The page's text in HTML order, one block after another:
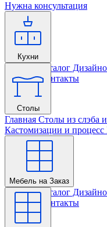
Нужна консультация
Кухни
Главная Каталог
Проекта Контакты
Столы
Главная Столы из слэба
Кастомизации и процесс
Мебель на Заказ
Главная Каталог
Проекта
Контакты